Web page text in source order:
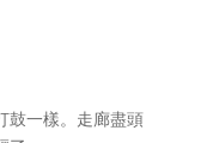
鼓一樣。走廊盡頭